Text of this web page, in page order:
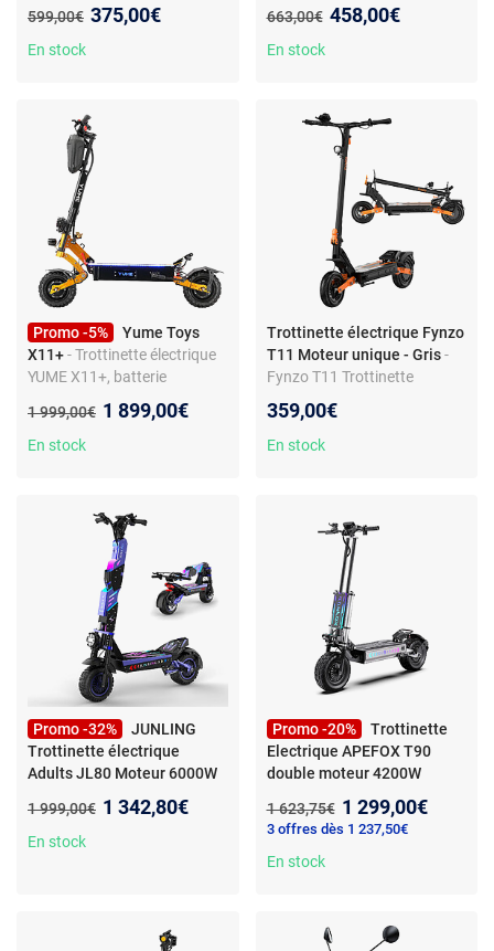
F3 avec Siège — Moteur
1000W, Batterie 48V 13Ah,
LCD, Pliable
Ancien prix :
599,00€ Nouveau prix :
375,00€
En stock
Trottinette électrique Pliable
OOTD T10 Moteur 900W
13,5AH Autonomie Maximale
50km Charge Maximale
120kg Noir
Ancien prix :
663,00€ Nouveau prix :
458,00€
En stock
Promo -5%
Yume Toys
X11+- Trottinette électrique
YUME X11+, batterie
orange
Ancien prix :
1 999,00€ Nouveau prix :
1 899,00€
En stock
Trottinette électrique Fynzo
T11 Moteur unique - Gris -
Fynzo T11 Trottinette
km/h Autonomie 60 km
Batterie 48V 15.6Ah Pneus
359,00€
En stock
Promo -32%
JUNLING
Trottinette électrique
Adults JL80 Moteur 6000W
65 km/h, Autonomie 60-85
km, Pneus Tout-Terrain 12",
Freins Hydrauliques E
Ancien prix :
1 999,00€ Nouveau prix :
1 342,80€
En stock
Promo -20%
Trottinette
Electrique APEFOX T90
double moteur 4200W
Autonomie 120km
Ancien prix :
1 623,75€ Nouveau prix :
1 299,00€
3 offres dès 1 237,50€
En stock